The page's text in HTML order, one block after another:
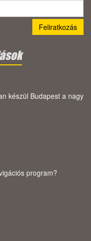
készül Budapest a nagy
program?